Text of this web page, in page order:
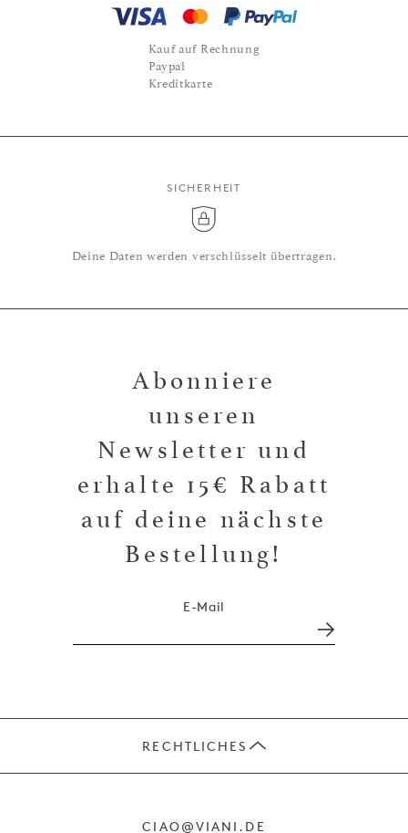
Kauf auf Rechnung
Paypal
Kreditkarte
SICHERHEIT
Deine Daten werden verschlüsselt übertragen.
Abonniere
unseren
Newsletter und
erhalte 15€ Rabatt
auf deine nächste
Bestellung!
E-Mail
RECHTLICHES
CIAO@VIANI.DE